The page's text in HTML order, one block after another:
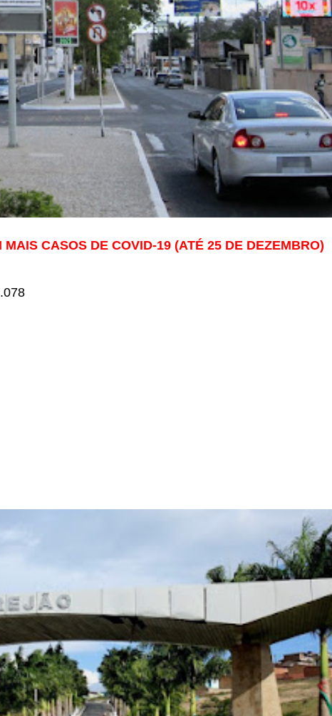
MAIS CASOS DE COVID-19 (ATÉ 25 DE DEZEMBRO)